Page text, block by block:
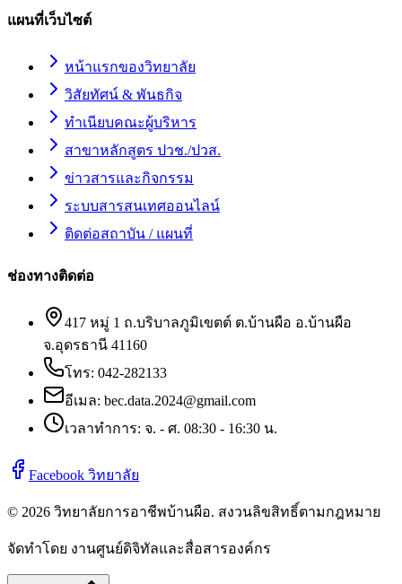
แผนที่เว็บไซต์
หน้าแรกของวิทยาลัย
วิสัยทัศน์ & พันธกิจ
ทำเนียบคณะผู้บริหาร
สาขาหลักสูตร ปวช./ปวส.
ข่าวสารและกิจกรรม
ระบบสารสนเทศออนไลน์
ติดต่อสถาบัน / แผนที่
ช่องทางติดต่อ
417 หมู่ 1 ถ.บริบาลภูมิเขตต์ ต.บ้านผือ อ.บ้านผือ
จ.อุดรธานี 41160
โทร: 042-282133
อีเมล: bec.data.2024@gmail.com
เวลาทำการ: จ. - ศ. 08:30 - 16:30 น.
Facebook วิทยาลัย
© 2026 วิทยาลัยการอาชีพบ้านผือ. สงวนลิขสิทธิ์ตามกฎหมาย
จัดทำโดย งานศูนย์ดิจิทัลและสื่อสารองค์กร